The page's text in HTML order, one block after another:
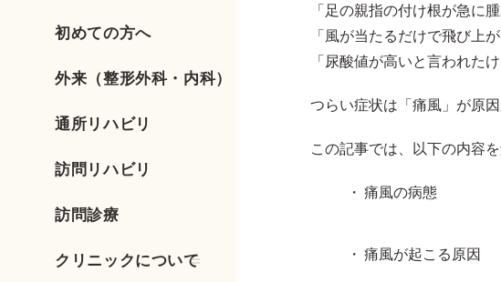
初めての方へ
外来（整形外科・内科）
通所リハビリ
訪問リハビリ
訪問診療
クリニックについて
「足の親指の付け根が急に
「風が当たるだけで飛び上
「尿酸値が高いと言われた
つらい症状は「痛風」が原
この記事では、以下の内容
痛風の病態
痛風が起こる原因